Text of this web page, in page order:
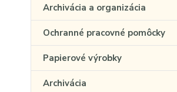
Archivácia a organizácia
Ochranné pracovné pomôcky
Papierové výrobky
Archivácia